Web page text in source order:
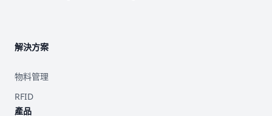
解決方案
物料管理
RFID
產品